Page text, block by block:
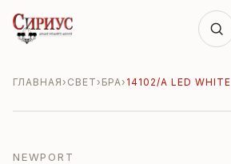
ГЛАВНАЯ› СВЕТ› БРА› 14102/A LED WHITE
NEWPORT